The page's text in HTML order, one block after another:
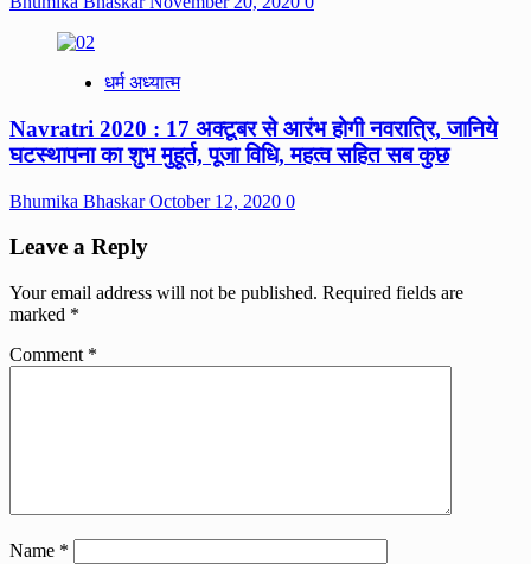
धर्म अध्यात्म
Navratri 2020 : 17 अक्टूबर से आरंभ होगी नवरात्रि, जानिये
घटस्थापना का शुभ मुहूर्त, पूजा विधि, महत्‍व सहित सब कुछ
Bhumika BhaskarOctober 12, 2020 0
Leave a Reply
Your email address will not be published. Required fields are
marked *
Comment *
Name *